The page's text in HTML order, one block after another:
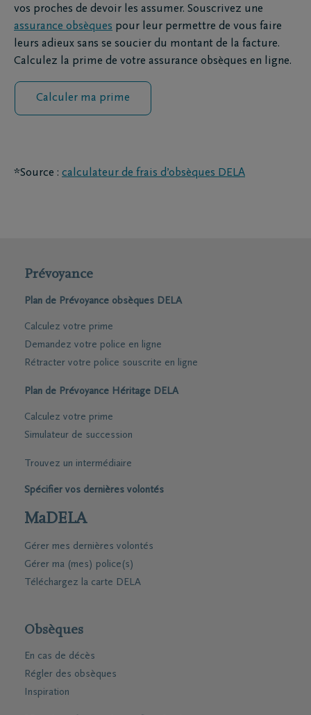
vos proches de devoir les assumer. Souscrivez une
assurance obsèques pour leur permettre de vous faire
leurs adieux sans se soucier du montant de la facture.
Calculez la prime de votre assurance obsèques en ligne.
Calculer ma prime
*Source : calculateur de frais d’obsèques DELA
Prévoyance
Plan de Prévoyance obsèques DELA
Calculez votre prime
Demandez votre police en ligne
Rétracter votre police souscrite en ligne
Plan de Prévoyance Héritage DELA
Calculez votre prime
Simulateur de succession
Trouvez un intermédiaire
Spécifier vos dernières volontés
MaDELA
Gérer mes dernières volontés
Gérer ma (mes) police(s)
Téléchargez la carte DELA
Obsèques
En cas de décès
Régler des obsèques
Inspiration